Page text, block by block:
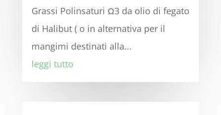
Grassi Polinsaturi Ω3 da olio di fegato
di Halibut ( o in alternativa per il
mangimi destinati alla...
leggi tutto